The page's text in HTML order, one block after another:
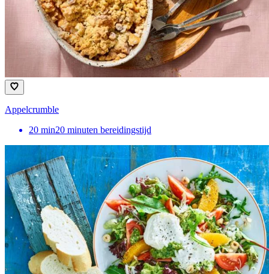
Appelcrumble
20 min20 minuten bereidingstijd